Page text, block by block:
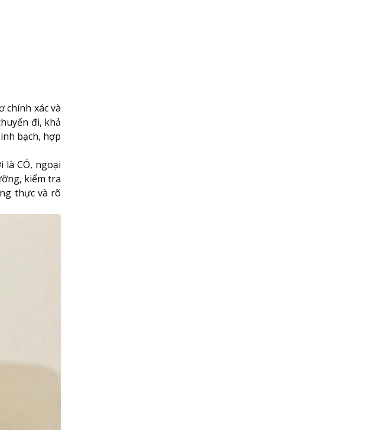
chính xác và
đi, khả
bạch, hợp
CÓ, ngoại
kiểm tra
thực và rõ